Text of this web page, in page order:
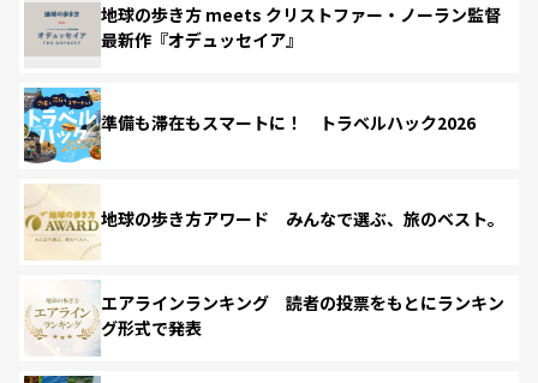
地球の歩き方 meets クリストファー・ノーラン監督
最新作『オデュッセイア』
準備も滞在もスマートに！ トラベルハック2026
地球の歩き方アワード みんなで選ぶ、旅のベスト。
エアラインランキング 読者の投票をもとにランキン
グ形式で発表